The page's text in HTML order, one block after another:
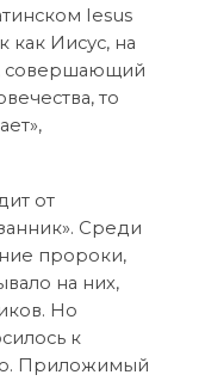
Iesus
как Иисус, на
совершающий
то
от
Среди
пророки,
на них,
Но
к
Приложимый